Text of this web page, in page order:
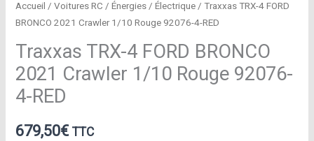
Accueil /Voitures RC /Énergies /Électrique / Traxxas TRX-4 FORD
BRONCO 2021 Crawler 1/10 Rouge 92076-4-RED
Traxxas TRX-4 FORD BRONCO
2021 Crawler 1/10 Rouge 92076-
4-RED
679,50€ TTC